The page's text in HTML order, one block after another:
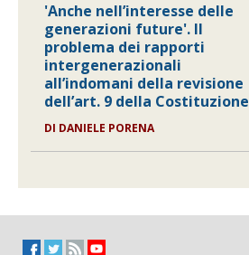
'Anche nell’interesse delle
generazioni future'. Il
problema dei rapporti
intergenerazionali
all’indomani della revisione
dell’art. 9 della Costituzione
DI DANIELE PORENA